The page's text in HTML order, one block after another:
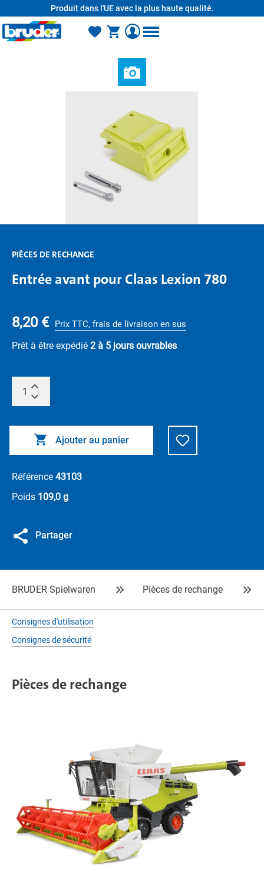
Produit dans l'UE avec la plus haute qualité.
PIÈCES DE RECHANGE
Entrée avant pour Claas Lexion 780
8,20 € Prix TTC, frais de livraison en sus
Prêt à être expédié 2 à 5 jours ouvrables
Ajouter au panier
Référence 43103
Poids 109,0 g
Partager
BRUDER Spielwaren Pièces de rechange
Consignes d'utilisation
Consignes de sécurité
Pièces de rechange